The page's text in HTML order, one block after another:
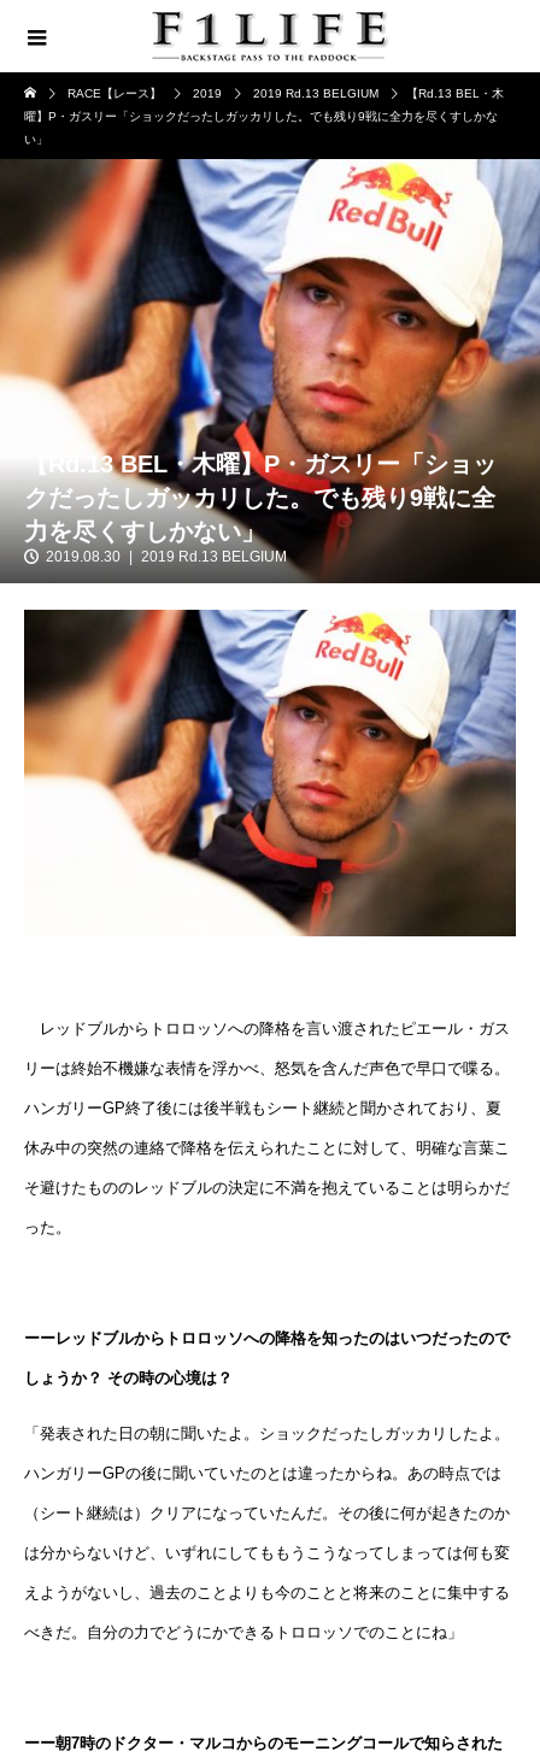
RACE【レース】 2019 2019 Rd.13 BELGIUM
【Rd.13 BEL・木
曜】P・ガスリー「ショックだったしガッカリした。でも残り9戦に全力を尽くすしかな
い」
【Rd.13 BEL・木曜】P・ガスリー「ショッ
クだったしガッカリした。でも残り9戦に全
力を尽くすしかない」
2019.08.30 2019 Rd.13 BELGIUM
レッドブルからトロロッソへの降格を言い渡されたピエール・ガス
リーは終始不機嫌な表情を浮かべ、怒気を含んだ声色で早口で喋る。
ハンガリーGP終了後には後半戦もシート継続と聞かされており、夏
休み中の突然の連絡で降格を伝えられたことに対して、明確な言葉こ
そ避けたもののレッドブルの決定に不満を抱えていることは明らかだ
った。
ーーレッドブルからトロロッソへの降格を知ったのはいつだったので
しょうか？ その時の心境は？
「発表された日の朝に聞いたよ。ショックだったしガッカリしたよ。
ハンガリーGPの後に聞いていたのとは違ったからね。あの時点では
（シート継続は）クリアになっていたんだ。その後に何が起きたのか
は分からないけど、いずれにしてももうこうなってしまっては何も変
えようがないし、過去のことよりも今のことと将来のことに集中する
べきだ。自分の力でどうにかできるトロロッソでのことにね」
ーー朝7時のドクター・マルコからのモーニングコールで知らされた